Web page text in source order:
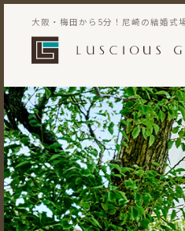
大阪・梅田から5分！尼崎の結婚式